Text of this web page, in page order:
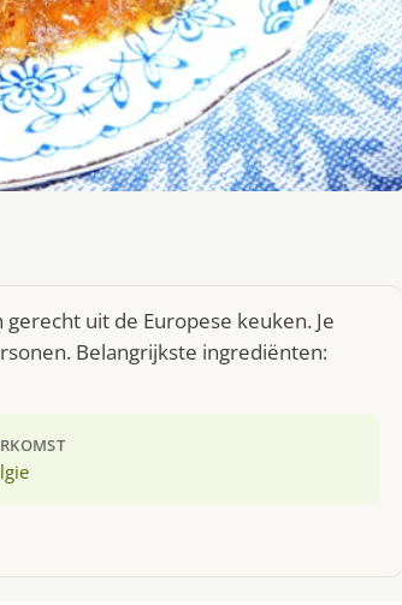
uit de Europese keuken. Je
Belangrijkste ingrediënten: